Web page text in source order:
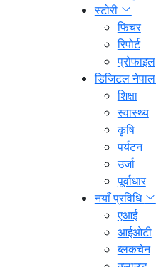
स्टोरी
फिचर
रिपोर्ट
प्रोफाइल
डिजिटल नेपाल
शिक्षा
स्वास्थ्य
कृषि
पर्यटन
उर्जा
पूर्वाधार
नयाँ प्रविधि
एआई
आईओटी
ब्लकचेन